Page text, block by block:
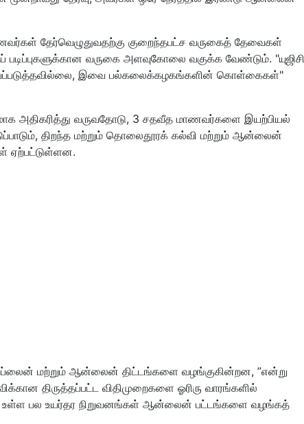
தேர்வெழுதுவதற்கு குறைந்தபட்ச வருகைத் தேவைகள்
வருகை அளவுகோலை வகுக்க வேண்டும். "யுஜிசி
இவை பல்கலைக்கழகங்களின் கொள்கைகள்"
அதிகரித்து வருவதோடு, 3 சதவீத மாணவர்களை இயற்பியல்
திறந்த மற்றும் தொலைதூரக் கல்வி மற்றும் ஆன்லைன்
ஏற்பட்டுள்ளன.
மற்றும் ஆன்லைன் திட்டங்களை வழங்குகின்றன, ”என்று
திருத்தப்பட்ட விதிமுறைகளை ஓரிரு வாரங்களில்
உள்ள பல உயர்தர நிறுவனங்கள் ஆன்லைன் பட்டங்களை வழங்கத்